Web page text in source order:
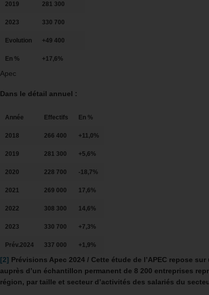
2019 281 300
2023 330 700
Evolution +49 400
En % +17,6%
Apec
Dans le détail annuel :
Année Effectifs En %
2018 266 400 +11,0%
2019 281 300 +5,6%
2020 228 700 -18,7%
2021 269 000 17,6%
2022 308 300 14,6%
2023 330 700 +7,3%
Prév.2024 337 000 +1,9%
[2] Prévisions Apec 2024 / Cette étude de l’APEC repose
auprès d’un échantillon permanent de 8 200 entreprises
région, par taille et secteur d’activités des salariés du